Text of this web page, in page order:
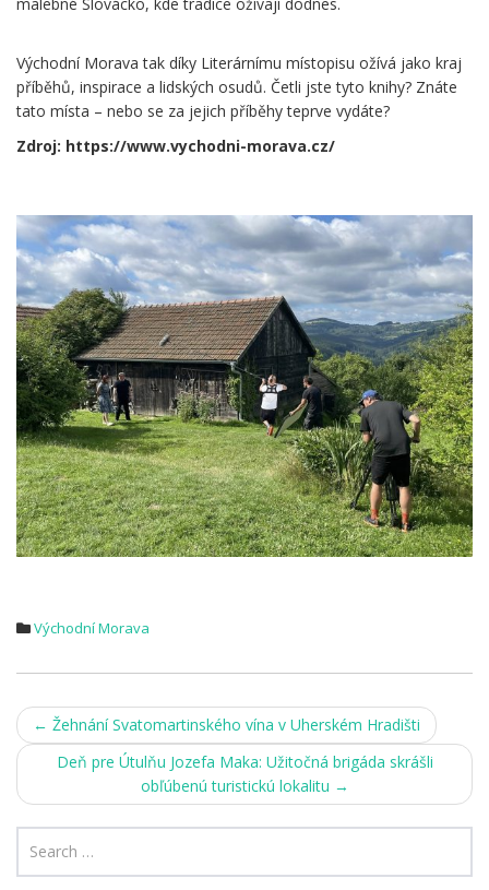
Východní Morava tak díky Literárnímu místopisu ožívá jako kraj
příběhů, inspirace a lidských osudů. Četli jste tyto knihy? Znáte
tato místa – nebo se za jejich příběhy teprve vydáte?
Zdroj: https://www.vychodni-morava.cz/
Východní Morava
Post
navigation
← Žehnání Svatomartinského vína v Uherském Hradišti
Deň pre Útulňu Jozefa Maka: Užitočná brigáda skrášli
obľúbenú turistickú lokalitu →